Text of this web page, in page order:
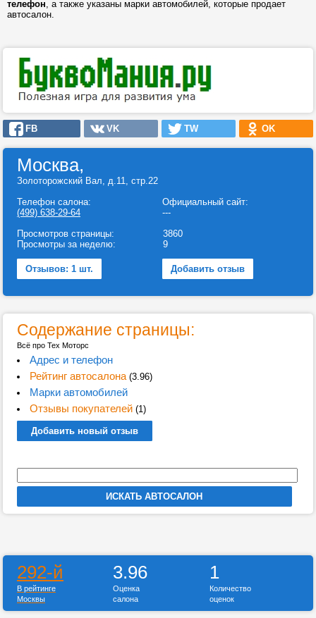
телефон, а также указаны марки автомобилей, которые продает
автосалон.
FB VK TW OK
Москва,
Золоторожский Вал, д.11, стр.22
Телефон салона:
(499) 638-29-64
Официальный сайт:
---
Просмотров страницы:
Просмотры за неделю:
3860
9
Отзывов: 1 шт. Добавить отзыв
Содержание страницы:
Всё про Тех Моторс
Адрес и телефон
Рейтинг автосалона(3.96)
Марки автомобилей
Отзывы покупателей(1)
Добавить новый отзыв
292-й
В рейтинге
Москвы
3.96
Оценка
салона
1
Количество
оценок